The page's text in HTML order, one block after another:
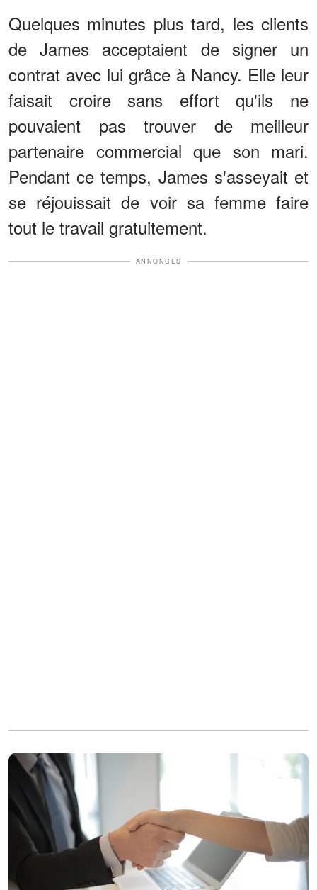
Quelques minutes plus tard, les clients
de James acceptaient de signer un
contrat avec lui grâce à Nancy. Elle leur
faisait croire sans effort qu'ils ne
pouvaient pas trouver de meilleur
partenaire commercial que son mari.
Pendant ce temps, James s'asseyait et
se réjouissait de voir sa femme faire
tout le travail gratuitement.
ANNONCES